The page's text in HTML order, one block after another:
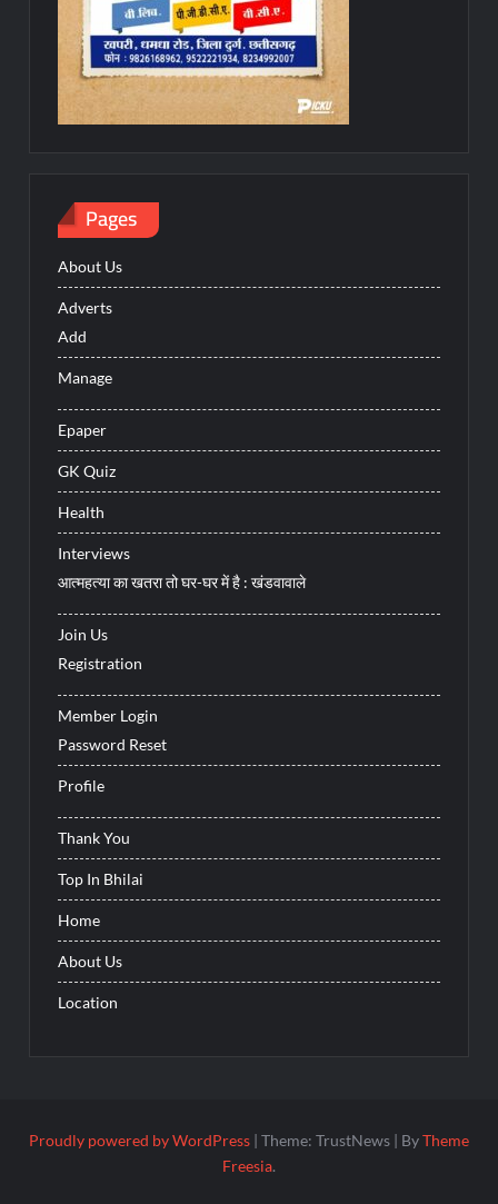
Pages
About Us
Adverts
Add
Manage
Epaper
GK Quiz
Health
Interviews
आत्महत्या का खतरा तो घर-घर में है : खंडवावाले
Join Us
Registration
Member Login
Password Reset
Profile
Thank You
Top In Bhilai
Home
About Us
Location
Proudly powered by WordPress | Theme: TrustNews | ByTheme
Freesia.